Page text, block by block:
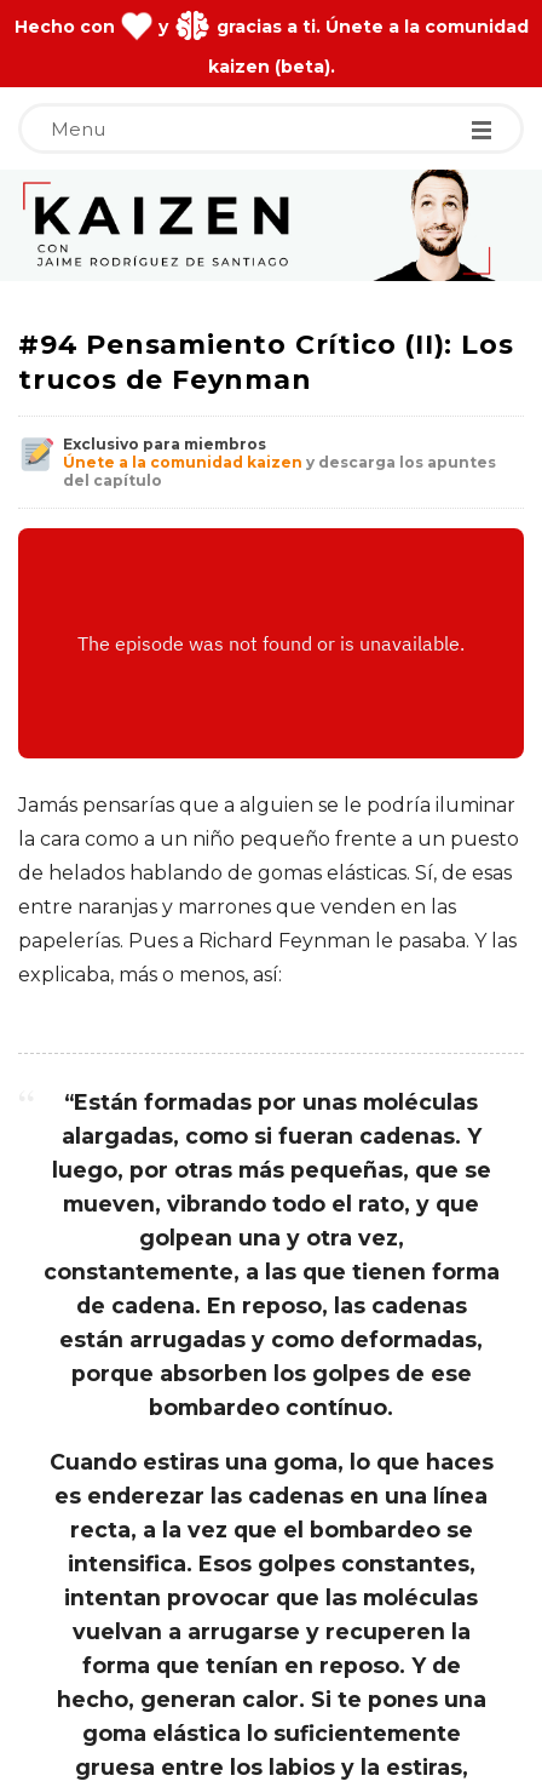
Hecho con y
gracias a ti. Únete a la comunidad
kaizen (beta).
Menu
J
a
i
m
e
R
í
g
u
e
z
d
n
#94 Pensamiento Crítico (II): Los
trucos de Feynman
Exclusivo para miembros
Únete a la comunidad kaizen y descarga los apuntes
del capítulo
Jamás pensarías que a alguien se le podría iluminar
la cara como a un niño pequeño frente a un puesto
de helados hablando de gomas elásticas. Sí, de esas
entre naranjas y marrones que venden en las
papelerías. Pues a Richard Feynman le pasaba. Y las
explicaba, más o menos, así:
“Están formadas por unas moléculas
alargadas, como si fueran cadenas. Y
luego, por otras más pequeñas, que se
mueven, vibrando todo el rato, y que
golpean una y otra vez,
constantemente, a las que tienen forma
de cadena. En reposo, las cadenas
están arrugadas y como deformadas,
porque absorben los golpes de ese
bombardeo contínuo.
Cuando estiras una goma, lo que haces
es enderezar las cadenas en una línea
recta, a la vez que el bombardeo se
intensifica. Esos golpes constantes,
intentan provocar que las moléculas
vuelvan a arrugarse y recuperen la
forma que tenían en reposo. Y de
hecho, generan calor. Si te pones una
goma elástica lo suficientemente
gruesa entre los labios y la estiras,